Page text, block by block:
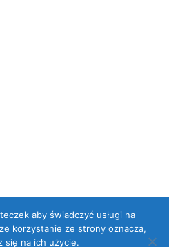
. Szablon: Flat 1.7.11 by
aby świadczyć usługi na
korzystanie ze strony oznacza,
się na ich użycie.